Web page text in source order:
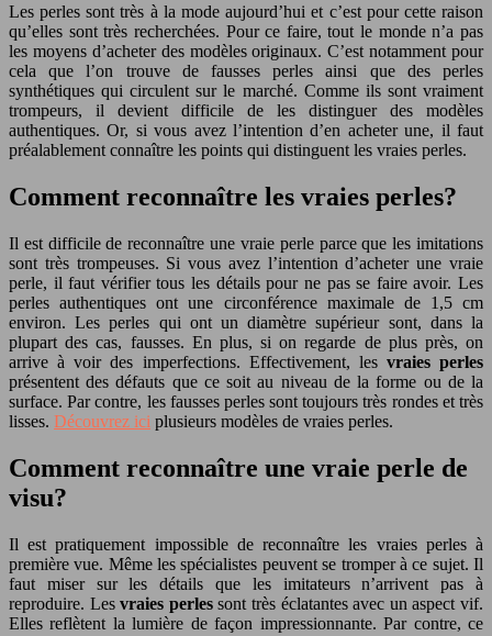
Les perles sont très à la mode aujourd’hui et c’est pour cette raison
qu’elles sont très recherchées. Pour ce faire, tout le monde n’a pas
les moyens d’acheter des modèles originaux. C’est notamment pour
cela que l’on trouve de fausses perles ainsi que des perles
synthétiques qui circulent sur le marché. Comme ils sont vraiment
trompeurs, il devient difficile de les distinguer des modèles
authentiques. Or, si vous avez l’intention d’en acheter une, il faut
préalablement connaître les points qui distinguent les vraies perles.
Comment reconnaître les vraies perles?
Il est difficile de reconnaître une vraie perle parce que les imitations
sont très trompeuses. Si vous avez l’intention d’acheter une vraie
perle, il faut vérifier tous les détails pour ne pas se faire avoir. Les
perles authentiques ont une circonférence maximale de 1,5 cm
environ. Les perles qui ont un diamètre supérieur sont, dans la
plupart des cas, fausses. En plus, si on regarde de plus près, on
arrive à voir des imperfections. Effectivement, les vraies perles
présentent des défauts que ce soit au niveau de la forme ou de la
surface. Par contre, les fausses perles sont toujours très rondes et très
lisses. Découvrez ici plusieurs modèles de vraies perles.
Comment reconnaître une vraie perle de
visu?
Il est pratiquement impossible de reconnaître les vraies perles à
première vue. Même les spécialistes peuvent se tromper à ce sujet. Il
faut miser sur les détails que les imitateurs n’arrivent pas à
reproduire. Lesvraies perlessont très éclatantes avec un aspect vif.
Elles reflètent la lumière de façon impressionnante. Par contre, ce